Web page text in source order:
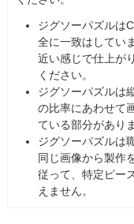
ジグソーパズルは
全に一致はしてい
近い感じで仕上が
ください。
ジグソーパズルは
の比率にあわせて
ている部分があり
ジグソーパズルは
同じ画像から製作
従って、特定ピー
えません。